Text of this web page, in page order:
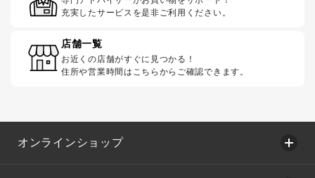
充実したサービスを是非ご利用ください。
店舗一覧
お近くの店舗がすぐに見つかる！
住所や営業時間はこちらからご確認できます。
オンラインショップ